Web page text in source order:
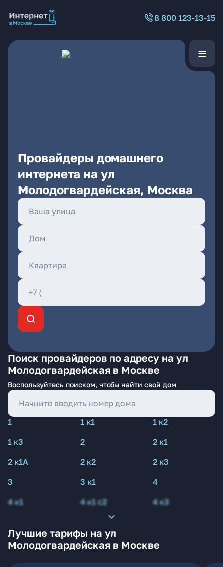
8 800 123-13-15
Провайдеры домашнего
интернета на ул
Молодогвардейская, Москва
Поиск провайдеров по адресу на ул
Молодогвардейская в Москве
Воспользуйтесь поиском, чтобы найти свой дом
1 1 к1
1 к2
1 к3
2
2 к1
2 к1А
2 к2
2 к3
3
3 к1
4
4 к1
4 к1 с2 4 к3
Лучшие тарифы на ул
Молодогвардейская в Москве